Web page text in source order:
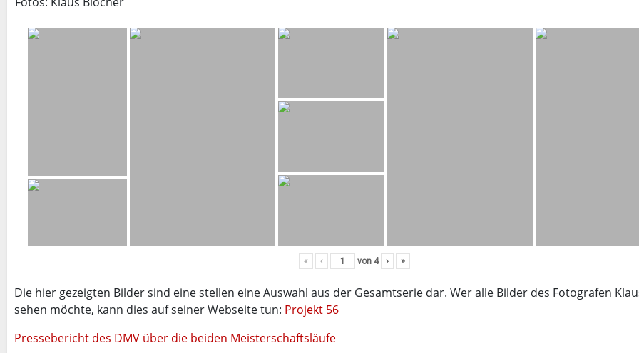
« ‹ von 4 › »
Die hier gezeigten Bilder sind eine stellen eine Auswahl aus der Gesamtserie dar. Wer alle Bilder des Fotografen
sehen möchte, kann dies auf seiner Webseite tun: Projekt 56
Pressebericht des DMV über die beiden Meisterschaftsläufe